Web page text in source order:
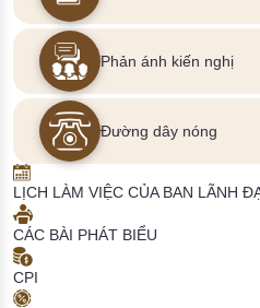
Phản ánh kiến nghị
Đường dây nóng
LỊCH LÀM VIỆC CỦA BAN LÃNH
CÁC BÀI PHÁT BIỂU
CPI